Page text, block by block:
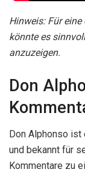
Hinweis: Für
könnte es
anzuzeigen.
Don
Don Alphonso
und bekannt für
Kommentare zu